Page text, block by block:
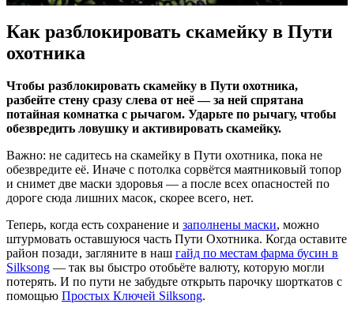
Как разблокировать скамейку в Пути
охотника
Чтобы разблокировать скамейку в Пути охотника,
разбейте стену сразу слева от неё — за ней спрятана
потайная комнатка с рычагом. Ударьте по рычагу, чтобы
обезвредить ловушку и активировать скамейку.
Важно: не садитесь на скамейку в Пути охотника, пока не
обезвредите её. Иначе с потолка сорвётся маятниковый топор
и снимет две маски здоровья — а после всех опасностей по
дороге сюда лишних масок, скорее всего, нет.
Теперь, когда есть сохранение и заполнены маски, можно
штурмовать оставшуюся часть Пути Охотника. Когда оставите
район позади, загляните в наш гайд по местам фарма бусин в
Silksong — так вы быстро отобьёте валюту, которую могли
потерять. И по пути не забудьте открыть парочку шорткатов с
помощью Простых Ключей Silksong.